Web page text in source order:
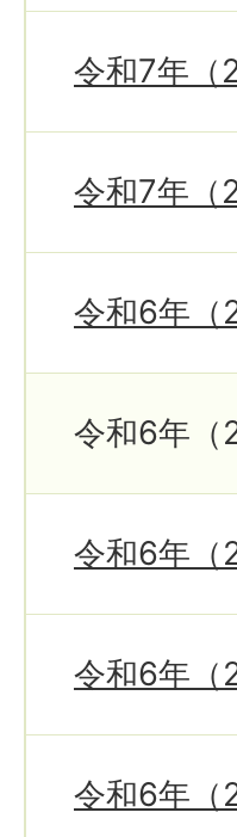
令和7年（
令和7年（
令和6年（
令和6年（
令和6年（
令和6年（
令和6年（